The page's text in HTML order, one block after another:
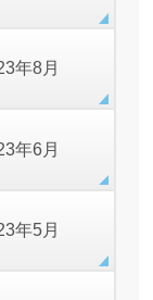
年8月
年6月
年5月